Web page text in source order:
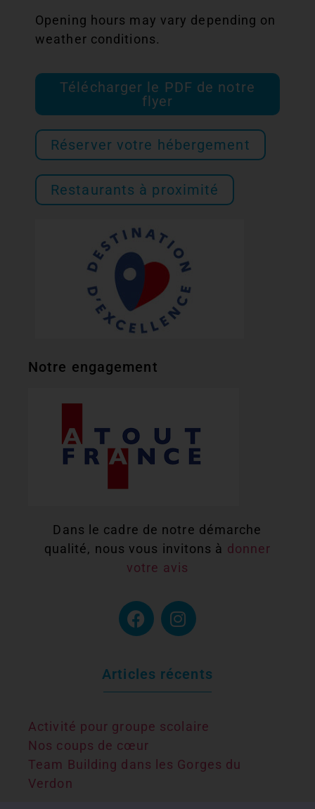
Opening hours may vary depending on
weather conditions.
Télécharger le PDF de notre
flyer
Réserver votre hébergement
Restaurants à proximité
Notre engagement
Dans le cadre de notre démarche
qualité, nous vous invitons à donner
votre avis
Articles récents
Activité pour groupe scolaire
Nos coups de cœur
Team Building dans les Gorges du
Verdon